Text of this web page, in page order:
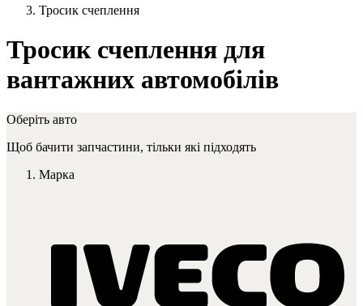
Тросик счеплення
Тросик счеплення для
вантажних автомобілів
Оберіть авто
Щоб бачити запчастини, тільки які підходять
Марка